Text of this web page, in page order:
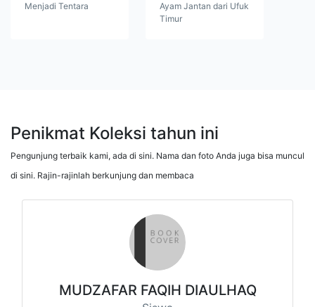
Menjadi Tentara
Ayam Jantan dari Ufuk
Timur
Penikmat Koleksi tahun ini
Pengunjung terbaik kami, ada di sini. Nama dan foto Anda juga bisa muncul
di sini. Rajin-rajinlah berkunjung dan membaca
MUDZAFAR FAQIH DIAULHAQ